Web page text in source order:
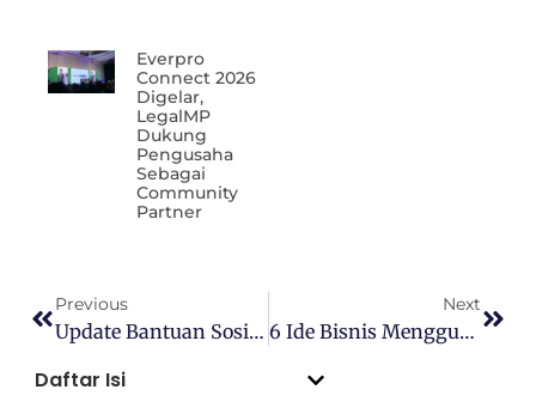
Everpro
Connect 2026
Digelar,
LegalMP
Dukung
Pengusaha
Sebagai
Community
Partner
Previous
Update Bantuan Sosial (Bansos) Oktober 2024: PKH, BPNT, Dan Bantuan Beras Segera Cair Untuk Keluarga Penerima Manfaat
Next
6 Ide Bisnis Menggunakan SBU Non Konstruksi Menguntungkan Modal Kecil
Daftar Isi